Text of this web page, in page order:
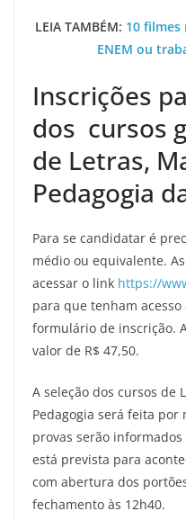
LEIA TAMBÉM: 10 filmes
ENEM ou
Inscrições
dos cursos
de Letras,
Pedagogia
Para se candidatar é
médio ou equivalente.
acessar o link https://
para que tenham
formulário de inscrição.
valor de R$ 47,50.
A seleção dos cursos de
Pedagogia será feita por
provas serão
está prevista para
com abertura dos
fechamento às 12h40.